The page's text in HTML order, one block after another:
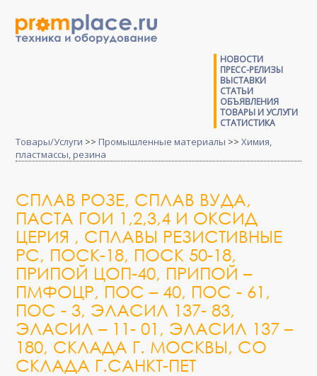
НОВОСТИ
ПРЕСС-РЕЛИЗЫ
ВЫСТАВКИ
СТАТЬИ
ОБЪЯВЛЕНИЯ
ТОВАРЫ И УСЛУГИ
СТАТИСТИКА
Товары/Услуги >> Промышленные материалы >>Химия,
пластмассы, резина
СПЛАВ РОЗЕ, СПЛАВ ВУДА,
ПАСТА ГОИ 1,2,3,4 И ОКСИД
ЦЕРИЯ , СПЛАВЫ РЕЗИСТИВНЫЕ
РС, ПОСК-18, ПОСК 50-18,
ПРИПОЙ ЦОП-40, ПРИПОЙ –
ПМФОЦР, ПОС – 40, ПОС - 61,
ПОС - 3, ЭЛАСИЛ 137- 83,
ЭЛАСИЛ – 11- 01, ЭЛАСИЛ 137 –
180, СКЛАДА Г. МОСКВЫ, СО
СКЛАДА Г.САНКТ-ПЕТ